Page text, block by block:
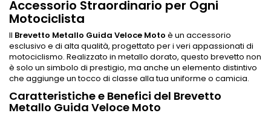
Accessorio Straordinario per Ogni
Motociclista
Il Brevetto Metallo Guida Veloce Moto è un accessorio
esclusivo e di alta qualità, progettato per i veri appassionati di
motociclismo. Realizzato in metallo dorato, questo brevetto non
è solo un simbolo di prestigio, ma anche un elemento distintivo
che aggiunge un tocco di classe alla tua uniforme o camicia.
Caratteristiche e Benefici del Brevetto
Metallo Guida Veloce Moto